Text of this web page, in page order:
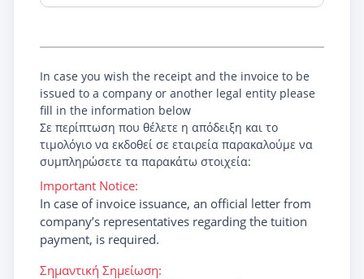
In case you wish the receipt and the invoice to be
issued to a company or another legal entity please
fill in the information below
Σε περίπτωση που θέλετε η απόδειξη και το
τιμολόγιο να εκδοθεί σε εταιρεία παρακαλούμε να
συμπληρώσετε τα παρακάτω στοιχεία:
Important Notice:
In case of invoice issuance, an official letter from
company’s representatives regarding the tuition
payment, is required.
Σημαντική Σημείωση: